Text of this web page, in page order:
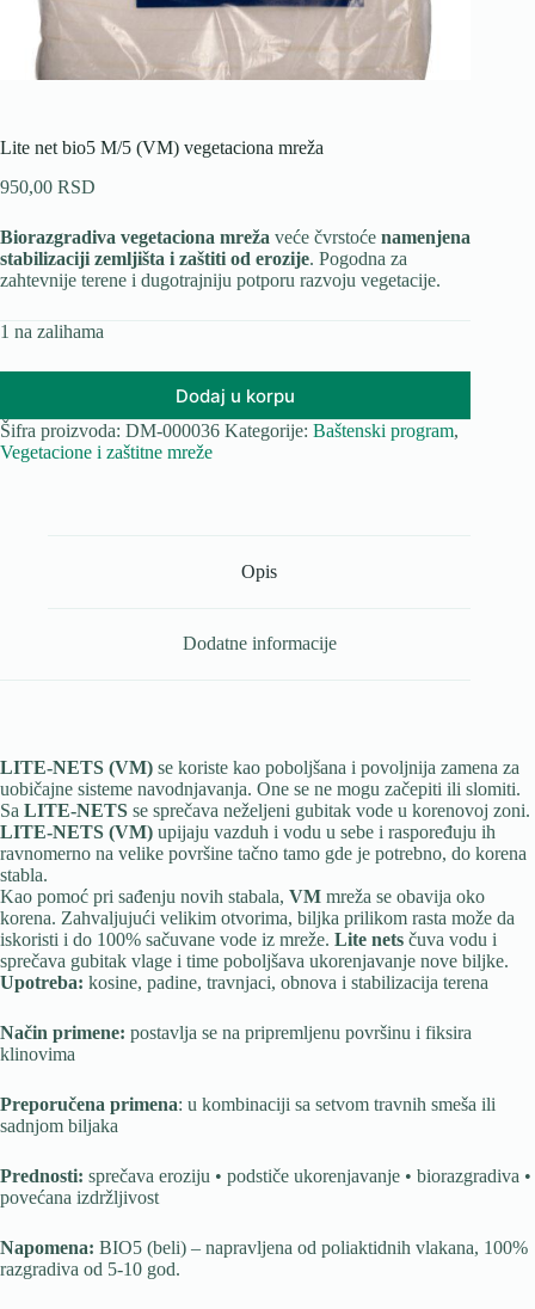
Lite net bio5 M/5 (VM) vegetaciona mreža
950,00 RSD
Biorazgradiva vegetaciona mreža veće čvrstoće namenjena
stabilizaciji zemljišta i zaštiti od erozije. Pogodna za
zahtevnije terene i dugotrajniju potporu razvoju vegetacije.
1 na zalihama
Dodaj u korpu
Šifra proizvoda: DM-000036 Kategorije: Baštenski program,
Vegetacione i zaštitne mreže
Opis
Dodatne informacije
LITE-NETS (VM) se koriste kao poboljšana i povoljnija zamena za
uobičajne sisteme navodnjavanja. One se ne mogu začepiti ili slomiti.
Sa LITE-NETS se sprečava neželjeni gubitak vode u korenovoj zoni.
LITE-NETS (VM) upijaju vazduh i vodu u sebe i raspoređuju ih
ravnomerno na velike površine tačno tamo gde je potrebno, do korena
stabla.
Kao pomoć pri sađenju novih stabala, VM mreža se obavija oko
korena. Zahvaljujući velikim otvorima, biljka prilikom rasta može da
iskoristi i do 100% sačuvane vode iz mreže. Lite nets čuva vodu i
sprečava gubitak vlage i time poboljšava ukorenjavanje nove biljke.
Upotreba: kosine, padine, travnjaci, obnova i stabilizacija terena
Način primene: postavlja se na pripremljenu površinu i fiksira
klinovima
Preporučena primena: u kombinaciji sa setvom travnih smeša ili
sadnjom biljaka
Prednosti: sprečava eroziju • podstiče ukorenjavanje • biorazgradiva •
povećana izdržljivost
Napomena: BIO5 (beli) – napravljena od poliaktidnih vlakana, 100%
razgradiva od 5-10 god.